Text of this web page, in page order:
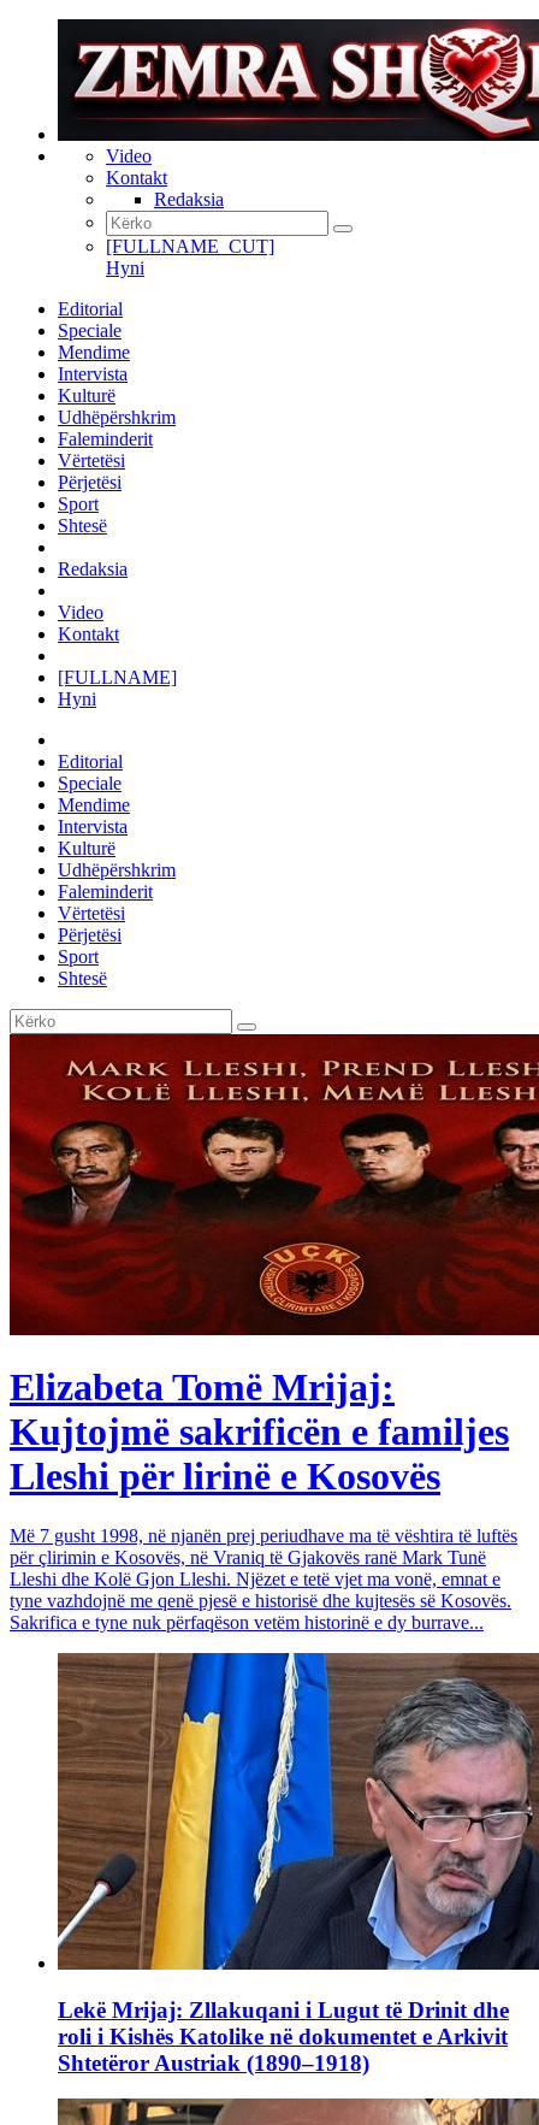
Video
Kontakt
Redaksia
[FULLNAME_CUT]
Hyni
Editorial
Speciale
Mendime
Intervista
Kulturë
Udhëpërshkrim
Faleminderit
Vërtetësi
Përjetësi
Sport
Shtesë
Redaksia
Video
Kontakt
[FULLNAME]
Hyni
Editorial
Speciale
Mendime
Intervista
Kulturë
Udhëpërshkrim
Faleminderit
Vërtetësi
Përjetësi
Sport
Shtesë
Elizabeta Tomë Mrijaj:
Kujtojmë sakrificën e familjes
Lleshi për lirinë e Kosovës
Më 7 gusht 1998, në njanën prej periudhave ma të vështira të luftës
për çlirimin e Kosovës, në Vraniq të Gjakovës ranë Mark Tunë
Lleshi dhe Kolë Gjon Lleshi. Njëzet e tetë vjet ma vonë, emnat e
tyne vazhdojnë me qenë pjesë e historisë dhe kujtesës së Kosovës.
Sakrifica e tyne nuk përfaqëson vetëm historinë e dy burrave...
Lekë Mrijaj: Zllakuqani i Lugut të Drinit dhe
roli i Kishës Katolike në dokumentet e Arkivit
Shtetëror Austriak (1890–1918)